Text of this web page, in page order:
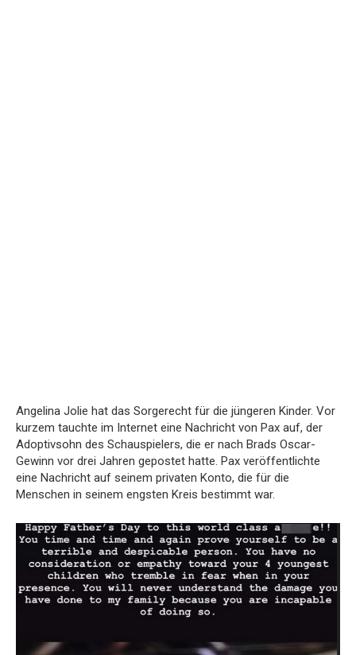
Angelina Jolie hat das Sorgerecht für die jüngeren Kinder. Vor
kurzem tauchte im Internet eine Nachricht von Pax auf, der
Adoptivsohn des Schauspielers, die er nach Brads Oscar-
Gewinn vor drei Jahren gepostet hatte. Pax veröffentlichte
eine Nachricht auf seinem privaten Konto, die für die
Menschen in seinem engsten Kreis bestimmt war.